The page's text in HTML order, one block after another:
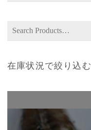
Search
在庫状況で絞り込む